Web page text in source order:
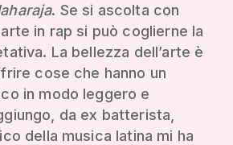
. Se si ascolta con
in rap si può coglierne la
La bellezza dell’arte è
cose che hanno un
in modo leggero e
da ex batterista,
della musica latina mi ha